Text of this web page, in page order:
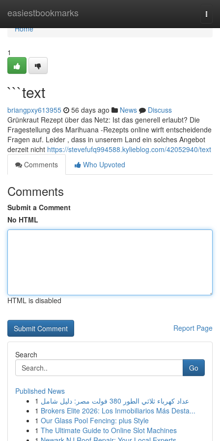
easiestbookmarks
Home
Home
1
```text
briangpxy613955 56 days ago News
Discuss
Grünkraut Rezept über das Netz: Ist das generell erlaubt? Die
Fragestellung des Marihuana -Rezepts online wirft entscheidende
Fragen auf. Leider , dass in unserem Land ein solches Angebot
derzeit nicht https://stevefufq994588.kylieblog.com/42052940/text
Comments
Who Upvoted
Comments
Submit a Comment
No HTML
HTML is disabled
Report Page
Search
Go
Published News
1
عداد كهرباء ثلاثي الطور 380 فولت مصر: دليل شامل
1 Brokers Elite 2026: Los Inmobiliarios Más Desta...
1 Our Glass Pool Fencing: plus Style
1 The Ultimate Guide to Online Slot Machines